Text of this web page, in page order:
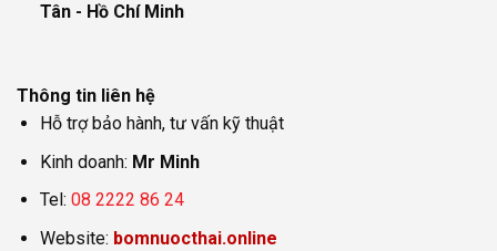
Tân - Hồ Chí Minh
Thông tin liên hệ
Hỗ trợ bảo hành, tư vấn kỹ thuật
Kinh doanh: Mr Minh
Tel: 08 2222 86 24
Website: bomnuocthai.online